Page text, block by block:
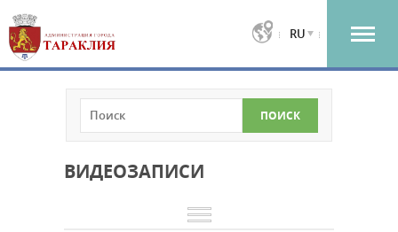
RU
ВИДЕОЗАПИСИ